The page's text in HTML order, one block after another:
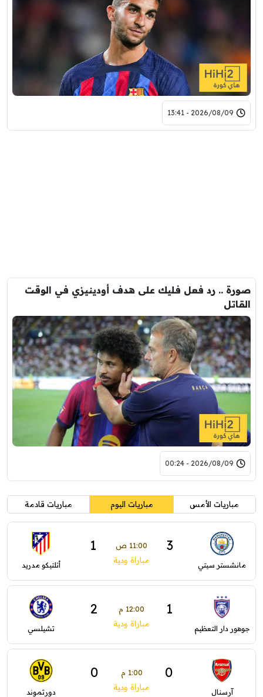
2026/08/09 - 13:41
صورة .. رد فعل فليك على هدف أودينيزي في الوقت
القاتل
2026/08/09 - 00:24
مباريات الأمس مباريات اليوم مباريات قادمة
مانشستر سيتي
3 11:00 ص 1
مباراة ودية أتلتيكو مدريد
جوهور دار التعظيم
1 12:00 م 2
مباراة ودية تشيلسي
آرسنال
0 1:00 م 0
مباراة ودية دورتموند